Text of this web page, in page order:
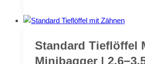
löf­
MS03
Stan­dard Tief­löf­fel
Mi­ni­bag­ger |